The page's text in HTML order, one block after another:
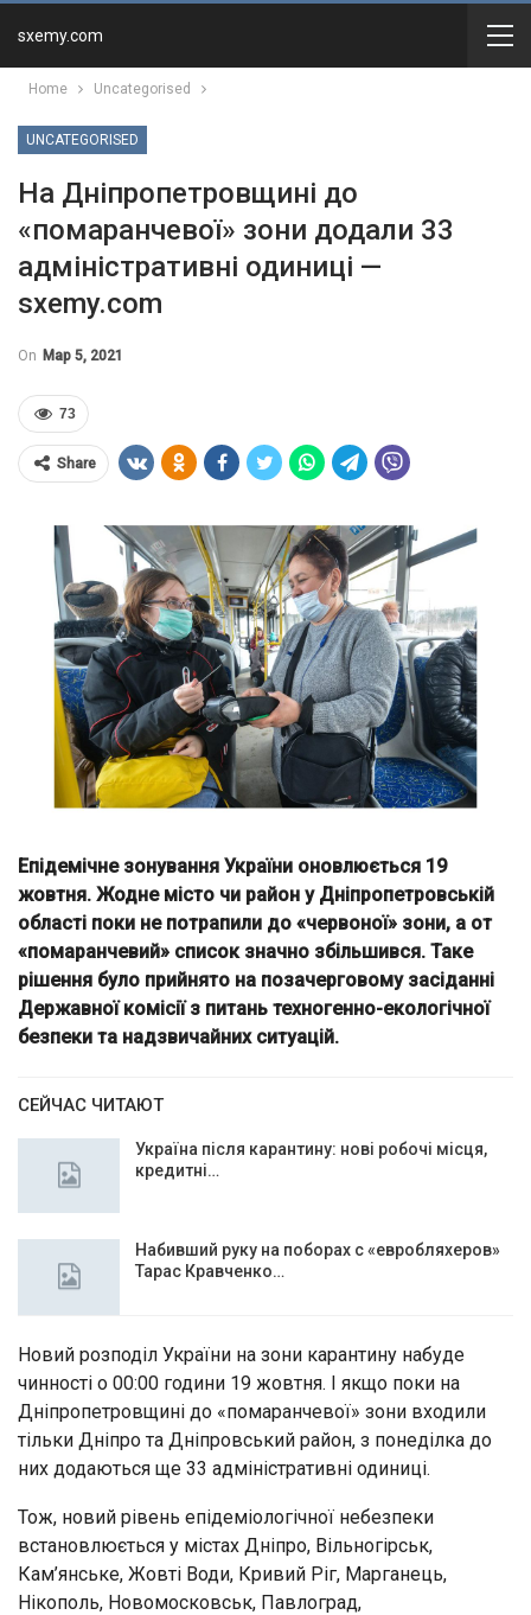
sxemy.com
Home Uncategorised
UNCATEGORISED
На Дніпропетровщині до
«помаранчевої» зони додали 33
адміністративні одиниці —
sxemy.com
On Мар 5, 2021
73
Share
Епідемічне зонування України оновлюється 19
жовтня. Жодне місто чи район у Дніпропетровській
області поки не потрапили до «червоної» зони, а от
«помаранчевий» список значно збільшився. Таке
рішення було прийнято на позачерговому засіданні
Державної комісії з питань техногенно-екологічної
безпеки та надзвичайних ситуацій.
СЕЙЧАС ЧИТАЮТ
Україна після карантину: нові робочі місця,
кредитні…
Набивший руку на поборах с «евробляхеров»
Тарас Кравченко…
Новий розподіл України на зони карантину набуде
чинності о 00:00 години 19 жовтня. І якщо поки на
Дніпропетровщині до «помаранчевої» зони входили
тільки Дніпро та Дніпровський район, з понеділка до
них додаються ще 33 адміністративні одиниці.
Тож, новий рівень епідеміологічної небезпеки
встановлюється у містах Дніпро, Вільногірськ,
Кам’янське, Жовті Води, Кривий Ріг, Марганець,
Нікополь, Новомосковськ, Павлоград,